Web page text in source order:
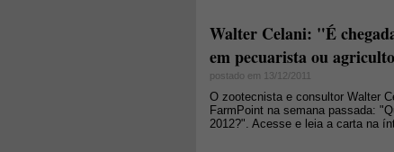
Walter Celani: "É
em pecuarista ou
postado em 13/12/2011
O zootecnista e consultor Walter
FarmPoint na semana passada:
2012?". Acesse e leia a carta na